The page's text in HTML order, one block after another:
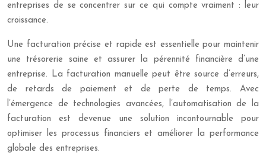
entreprises de se concentrer sur ce qui compte vraiment : leur
croissance.
Une facturation précise et rapide est essentielle pour maintenir
une trésorerie saine et assurer la pérennité financière d’une
entreprise. La facturation manuelle peut être source d’erreurs,
de retards de paiement et de perte de temps. Avec
l’émergence de technologies avancées, l’automatisation de la
facturation est devenue une solution incontournable pour
optimiser les processus financiers et améliorer la performance
globale des entreprises.